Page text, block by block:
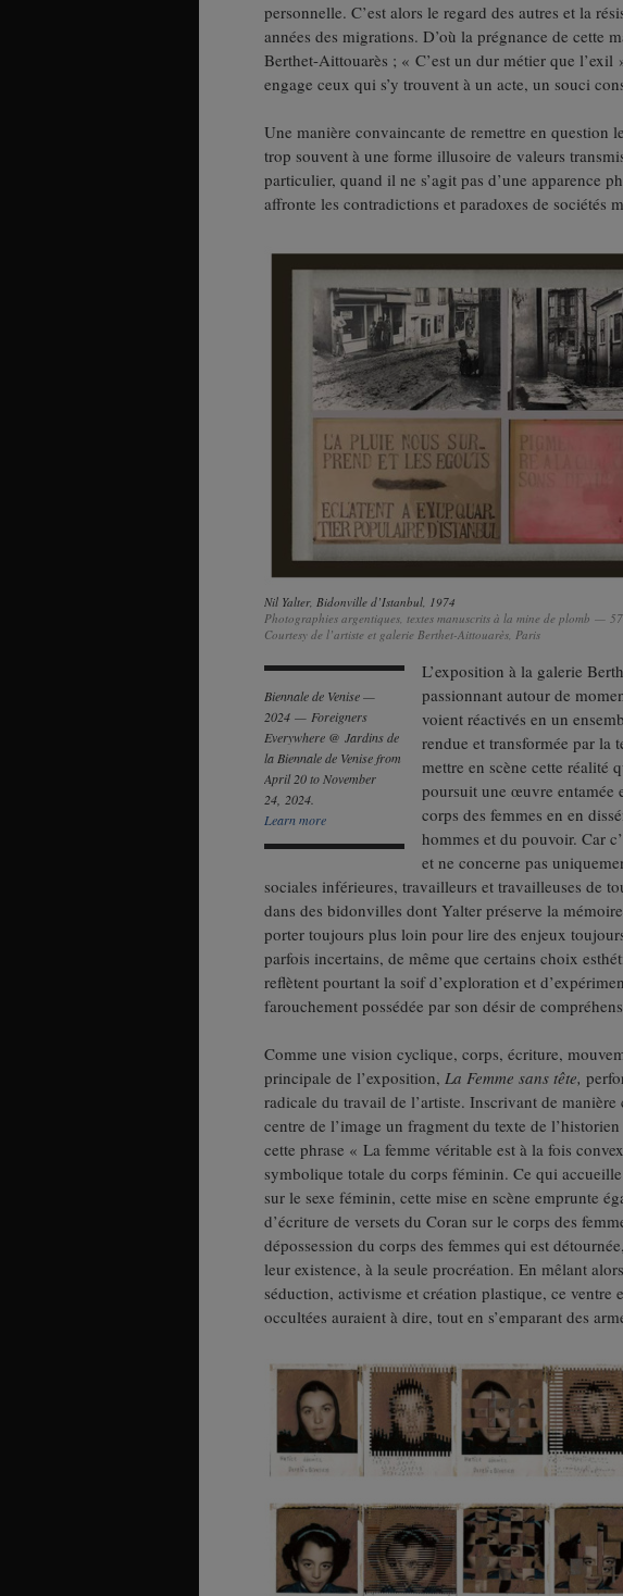
personnelle. C’est alors le regard des autres et la
années des migrations. D’où la prégnance de cette
Berthet-Aittouarès ; « C’est un dur métier que
engage ceux qui s’y trouvent à un acte, un souci
Une manière convaincante de remettre en question
trop souvent à une forme illusoire de valeurs
particulier, quand il ne s’agit pas d’une apparence
affronte les contradictions et paradoxes de sociétés
Nil Yalter, Bidonville d’Istanbul, 1974
Photographies argentiques, textes manuscrits à la mine de plomb —
Courtesy de l’artiste et galerie Berthet-Aittouarès, Paris
Biennale de Venise —
2024 — Foreigners
Everywhere @ Jardins de
la Biennale de Venise from
April 20 to November
24, 2024.
Learn more
L’exposition à la galerie
passionnant autour de
voient réactivés en un
rendue et transformée par la
mettre en scène cette réalité
poursuit une œuvre entamée
corps des femmes en en
hommes et du pouvoir. Car
et ne concerne pas
sociales inférieures, travailleurs et travailleuses de
dans des bidonvilles dont Yalter préserve la
porter toujours plus loin pour lire des enjeux
parfois incertains, de même que certains choix
reflètent pourtant la soif d’exploration et
farouchement possédée par son désir de
Comme une vision cyclique, corps, écriture,
principale de l’exposition, La Femme sans tête,
radicale du travail de l’artiste. Inscrivant de
centre de l’image un fragment du texte de
cette phrase « La femme véritable est à la fois
symbolique totale du corps féminin. Ce qui
sur le sexe féminin, cette mise en scène emprunte
d’écriture de versets du Coran sur le corps des
dépossession du corps des femmes qui est
leur existence, à la seule procréation. En mêlant
séduction, activisme et création plastique, ce ventre
occultées auraient à dire, tout en s’emparant des